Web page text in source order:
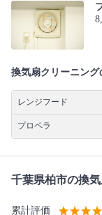
換気扇クリーニン
レンジフード
プロペラ
千葉県柏市の換
累計評価